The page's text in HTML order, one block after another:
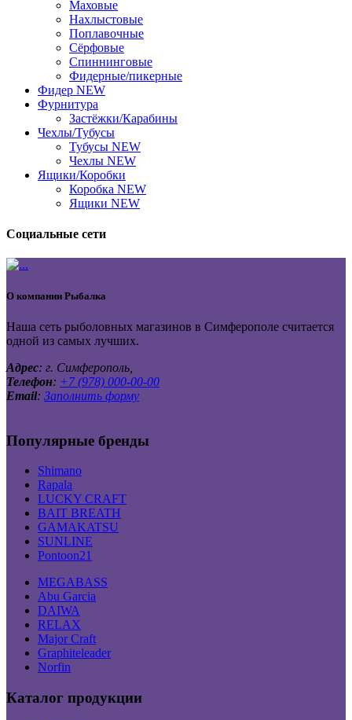
Маховые
Нахлыстовые
Поплавочные
Сёрфовые
Спиннинговые
Фидерные/пикерные
Фидер NEW
Фурнитура
Застёжки/Карабины
Чехлы/Тубусы
Тубусы NEW
Чехлы NEW
Ящики/Коробки
Коробка NEW
Ящики NEW
Социальные сети
О компании Рыбалка
Наша сеть рыболовных магазинов в Симферополе считается
одной из самых лучших.
Адрес: г. Симферополь,
Телефон: +7 (978) 000-00-00
Email: Заполнить форму
Популярные бренды
Shimano
Rapala
LUCKY CRAFT
BAIT BREATH
GAMAKATSU
SUNLINE
Pontoon21
MEGABASS
Abu Garcia
DAIWA
RELAX
Major Craft
Graphiteleader
Norfin
Каталог продукции